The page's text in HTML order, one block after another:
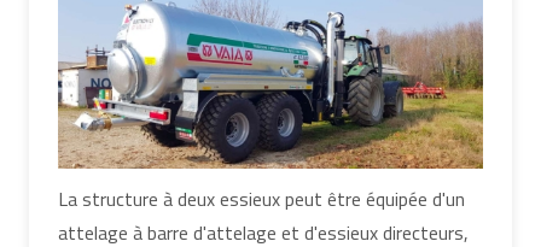
La structure à deux essieux peut être équipée d'un
attelage à barre d'attelage et d'essieux directeurs,